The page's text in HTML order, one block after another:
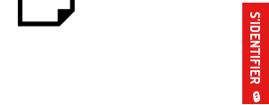
S’IDENTIFIER
🔒